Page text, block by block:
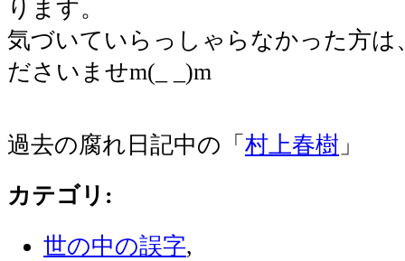
ります。
気づいていらっしゃらなかった方は
ださいませm(_ _)m
過去の腐れ日記中の「 村上春樹 」
カテゴリ :
世の中の誤字,